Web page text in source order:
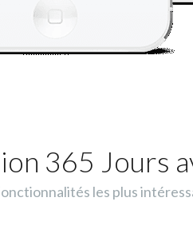
365 Jours
les plus